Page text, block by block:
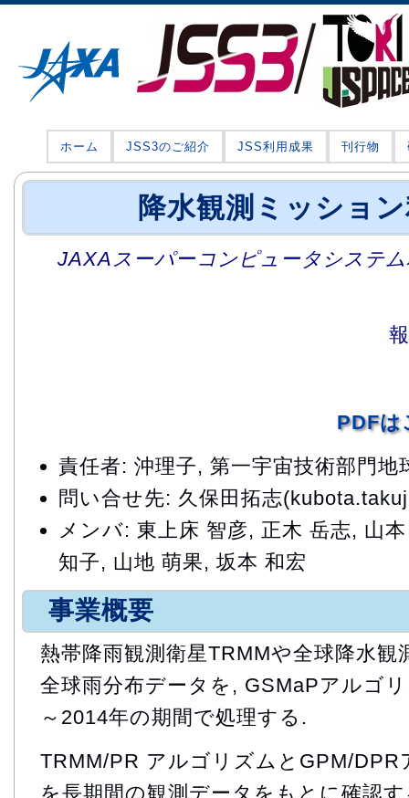
ホーム JSS3のご紹介 JSS利用成果 刊行物
降水観測ミッショ
JAXAスーパーコンピュータシステ
PDFは
責任者: 沖理子, 第一宇宙技術部門地
問い合せ先: 久保田拓志
メンバ: 東上床 智彦, 正木 岳志, 山
知子, 山地 萌果, 坂本 和宏
事業概要
熱帯降雨観測衛星TRMMや全球降水
全球雨分布データを, GSMaPアルゴ
～2014年の期間で処理する.
TRMM/PR アルゴリズムとGPM/DPR
を長期間の観測データをもとに確認